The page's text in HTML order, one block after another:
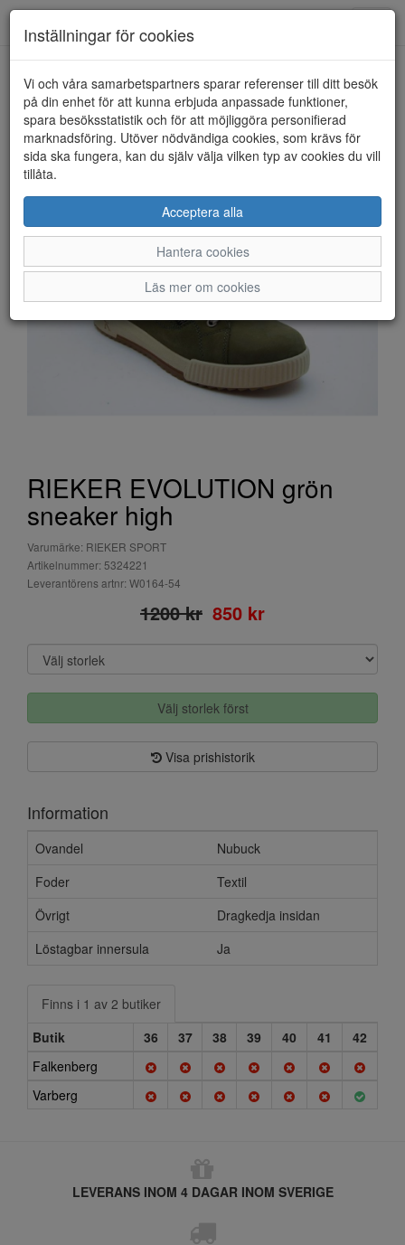
HEM RIEKER SPORT
RIEKER EVOLUTION grön
sneaker high
Varumärke: RIEKER SPORT
Artikelnummer: 5324221
Leverantörens artnr: W0164-54
1200 kr 850 kr
Välj storlek först
Visa prishistorik
Information
Ovandel
Nubuck
Foder
Textil
Övrigt
Dragkedja insidan
Löstagbar innersula
Ja
Finns i 1 av 2 butiker
Butik
36 37 38 39 40 41
42
Falkenberg
Varberg
LEVERANS INOM 4 DAGAR INOM SVERIGE
Inställningar för cookies
Vi och våra samarbetspartners sparar referenser till ditt besök
på din enhet för att kunna erbjuda anpassade funktioner,
spara besöksstatistik och för att möjliggöra personifierad
marknadsföring. Utöver nödvändiga cookies, som krävs för
sida ska fungera, kan du själv välja vilken typ av cookies du vill
tillåta.
Acceptera alla
Hantera cookies
Läs mer om cookies